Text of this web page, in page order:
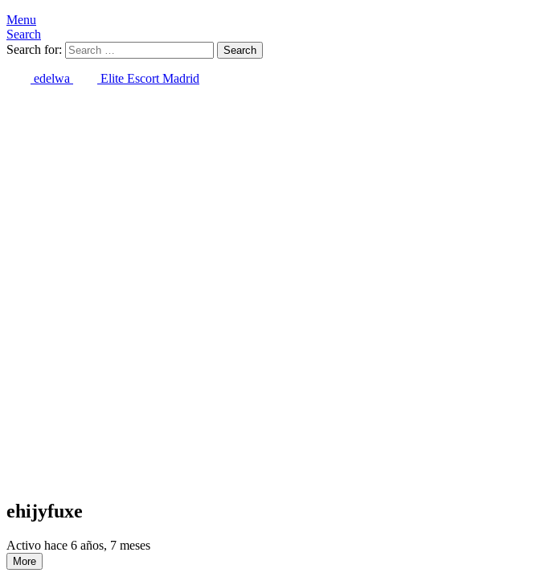
Menu
Search
Search for:
Search
edelwa Elite Escort Madrid
ehijyfuxe
Activo hace 6 años, 7 meses
More